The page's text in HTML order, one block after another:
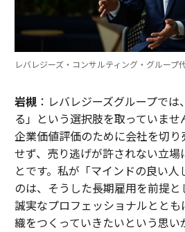
レバレジーズ・コンサルティング・グループ
岩槻：レバレジーズグループでは
る」という選択肢を取っていま
企業価値評価のために会社を切
せず、売り逃げが許されない立場
とです。私が「マインドの良い人
のは、そうした長期雇用を前提
誠実なプロフェッショナルとと
織をつくっていきたいという思い